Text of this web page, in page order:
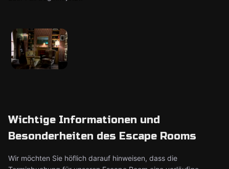
Wichtige Informationen und
Besonderheiten des Escape Rooms
Wir möchten Sie höflich darauf hinweisen, dass die